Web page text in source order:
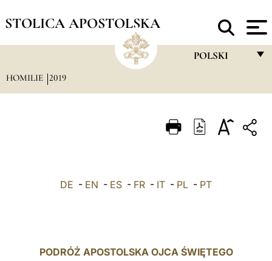
STOLICA APOSTOLSKA
POLSKI
ITALIANO
HOMILIE 2019
DE - EN - ES - FR - IT - PL - PT
PODRÓŻ APOSTOLSKA OJCA ŚWIĘTEGO